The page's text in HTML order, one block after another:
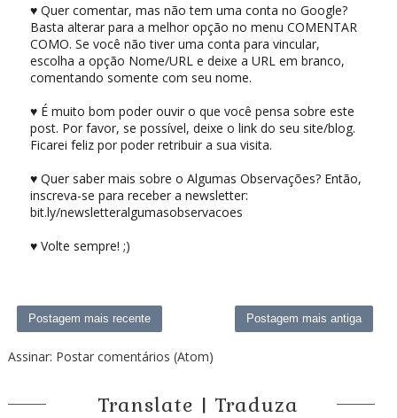
♥ Quer comentar, mas não tem uma conta no Google?
Basta alterar para a melhor opção no menu COMENTAR
COMO. Se você não tiver uma conta para vincular,
escolha a opção Nome/URL e deixe a URL em branco,
comentando somente com seu nome.
♥ É muito bom poder ouvir o que você pensa sobre este
post. Por favor, se possível, deixe o link do seu site/blog.
Ficarei feliz por poder retribuir a sua visita.
♥ Quer saber mais sobre o Algumas Observações? Então,
inscreva-se para receber a newsletter:
bit.ly/newsletteralgumasobservacoes
♥ Volte sempre! ;)
Postagem mais recente Postagem mais antiga
Assinar: Postar comentários (Atom)
Translate | Traduza